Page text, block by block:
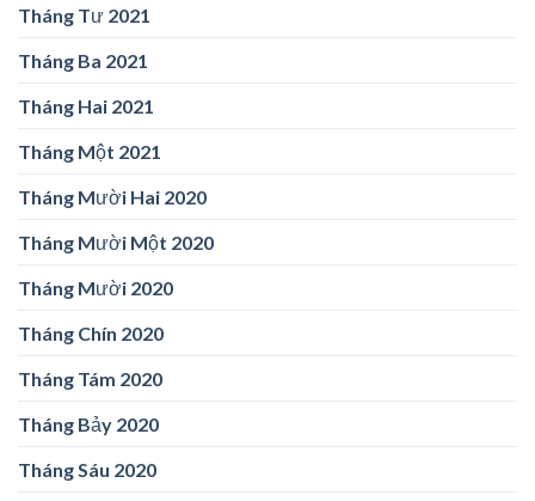
Tháng Tư 2021
Tháng Ba 2021
Tháng Hai 2021
Tháng Một 2021
Tháng Mười Hai 2020
Tháng Mười Một 2020
Tháng Mười 2020
Tháng Chín 2020
Tháng Tám 2020
Tháng Bảy 2020
Tháng Sáu 2020